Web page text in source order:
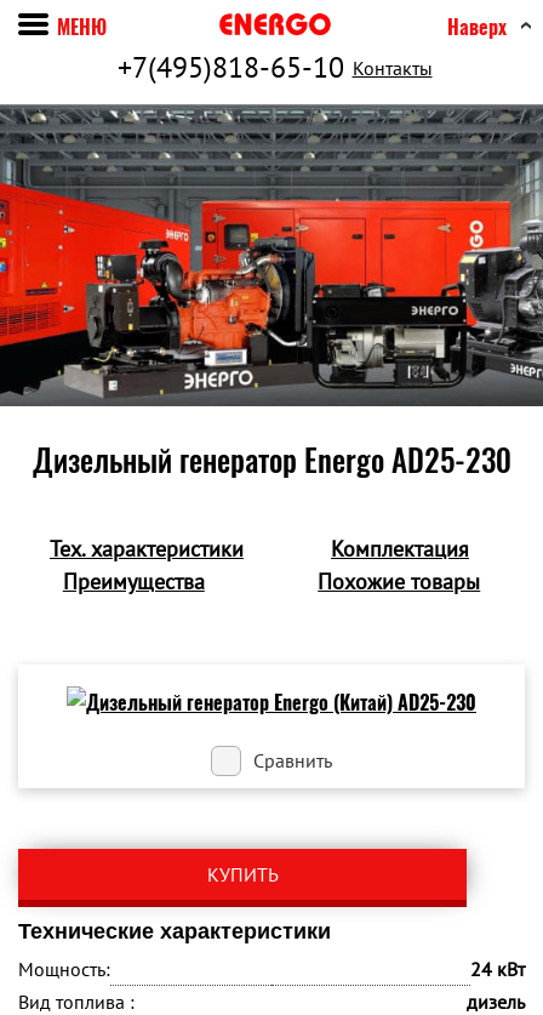
+7(495)818-65-10 Контакты
МЕНЮ Наверх
Дизельный генератор Energo AD25-230
Тех. характеристики
Комплектация
Преимущества
Похожие товары
Сравнить
КУПИТЬ
Технические характеристики
Мощность:
24 кВт
Вид топлива :
дизель